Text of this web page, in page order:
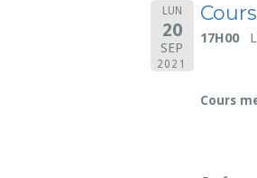
LUN
20
SEP
2021
17H00
Cours